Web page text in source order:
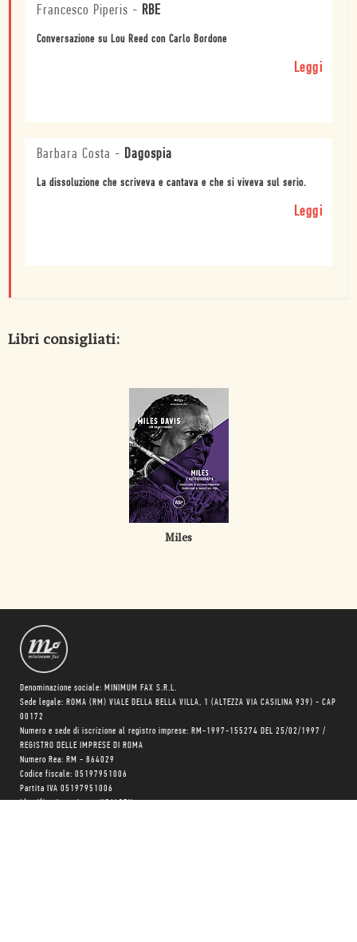
Francesco Piperis - RBE
Conversazione su Lou Reed con Carlo Bordone
Leggi
Barbara Costa - Dagospia
La dissoluzione che scriveva e cantava e che si viveva sul serio.
Leggi
Libri consigliati:
Miles
Denominazione sociale: MINIMUM FAX S.R.L.
Sede legale: ROMA (RM) VIALE DELLA BELLA VILLA, 1 (ALTEZZA VIA CASILINA 939) - CAP
00172
Numero e sede di iscrizione al registro imprese: RM-1997-155274 DEL 25/02/1997 /
REGISTRO DELLE IMPRESE DI ROMA
Numero Rea: RM - 864029
Codice fiscale: 05197951006
Partita IVA 05197951006
Identificativo univoco: USAL8PV